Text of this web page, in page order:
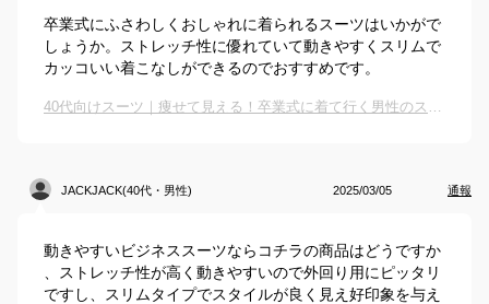
卒業式にふさわしくおしゃれに着られるスーツはいかがで
しょうか。ストレッチ性に優れていて動きやすくスリムで
カッコいい着こなしができるのでおすすめです。
40代向けスーツ｜痩せて見える！卒業式に着て行く男性のスマートなスーツのおすすめは？
JACKJACK(40代・男性) 2025/03/05 通報
動きやすいビジネススーツならコチラの商品はどうですか
、ストレッチ性が高く動きやすいので外回り用にピッタリ
ですし、スリムタイプでスタイルが良く見え好印象を与え